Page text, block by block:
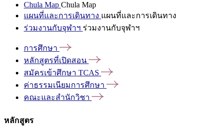
Chula Map Chula Map
แผนที่และการเดินทาง แผนที่และการเดินทาง
ร่วมงานกับจุฬาฯ ร่วมงานกับจุฬาฯ
การศึกษา
หลักสูตรที่เปิดสอน
สมัครเข้าศึกษา TCAS
ค่าธรรมเนียมการศึกษา
คณะและสำนักวิชา
หลักสูตร